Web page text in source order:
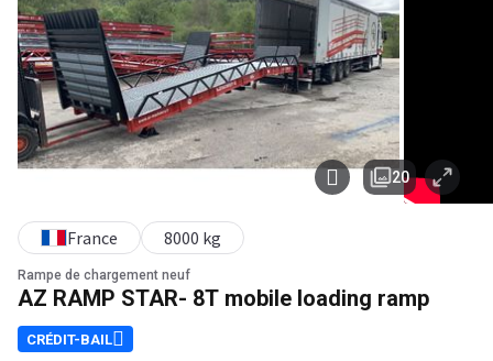
Rampe de chargement neuf
AZ RAMP STAR- 8T mobile loading ramp
20
France 8000 kg
CRÉDIT-BAIL